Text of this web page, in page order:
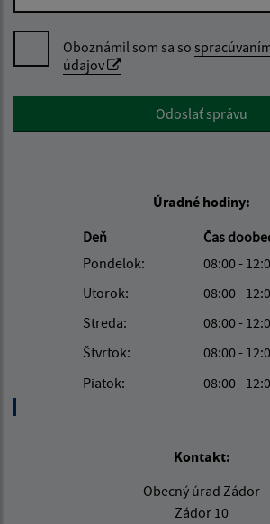
Oboznámil som sa so
údajov
Google reCaptcha ResponseOdoslať správu
Úradné hodiny:
Deň
Čas
Pondelok:
08:00 -
Utorok:
08:00 -
Streda:
08:00 -
Štvrtok:
08:00 -
Piatok:
08:00 -
Kontakt:
Obecný úrad Zádor
Zádor 10